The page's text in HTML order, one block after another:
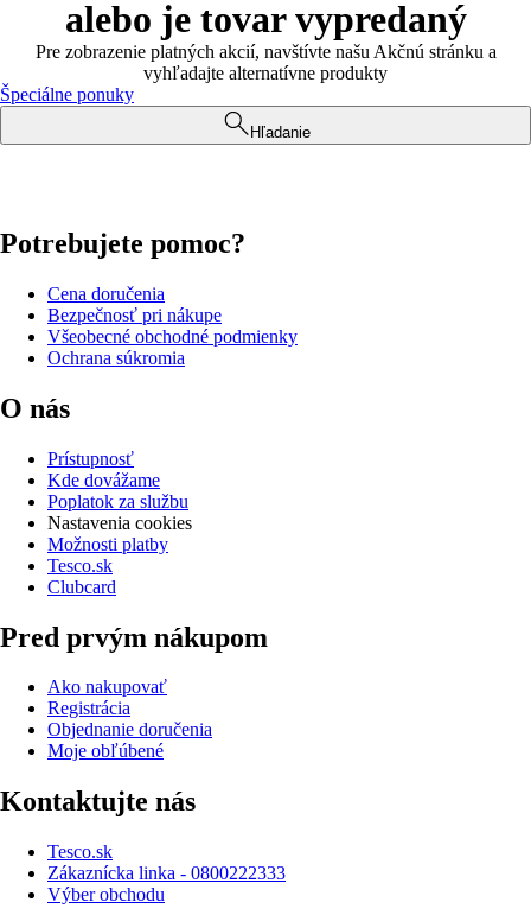
alebo je tovar vypredaný
Pre zobrazenie platných akcií, navštívte našu Akčnú stránku a
vyhľadajte alternatívne produkty
Špeciálne ponuky
Hľadanie
Potrebujete pomoc?
Cena doručenia
Bezpečnosť pri nákupe
Všeobecné obchodné podmienky
Ochrana súkromia
O nás
Prístupnosť
Kde dovážame
Poplatok za službu
Nastavenia cookies
Možnosti platby
Tesco.sk
Clubcard
Pred prvým nákupom
Ako nakupovať
Registrácia
Objednanie doručenia
Moje obľúbené
Kontaktujte nás
Tesco.sk
Zákaznícka linka - 0800222333
Výber obchodu